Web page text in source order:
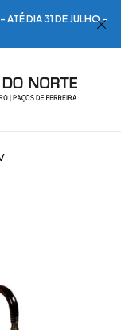
DIA 31 DE JULHO -